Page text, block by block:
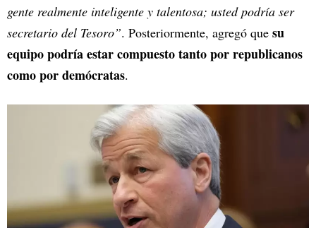
gente realmente inteligente y talentosa; usted podría ser
secretario del Tesoro”. Posteriormente, agregó que su
equipo podría estar compuesto tanto por republicanos
como por demócratas.